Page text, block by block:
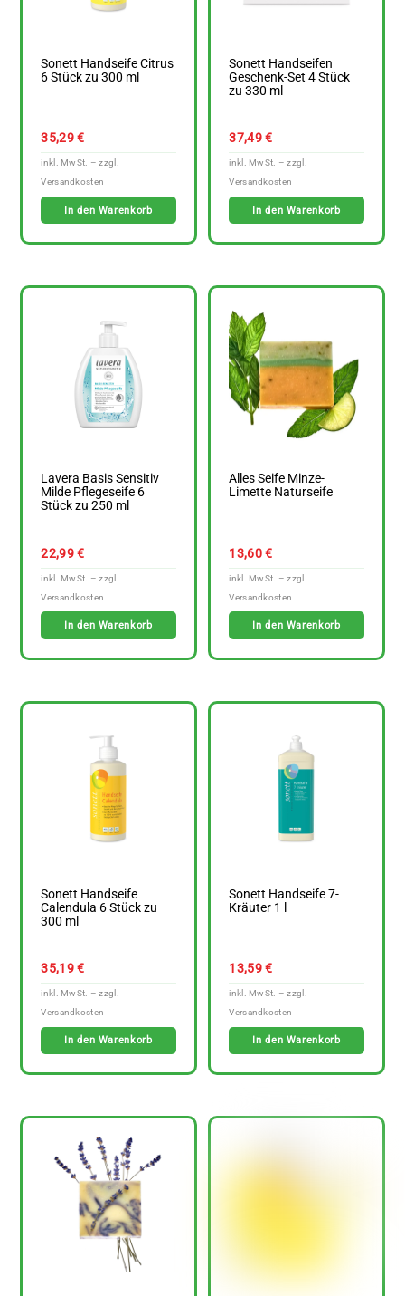
Sonett Handseife Citrus
6 Stück zu 300 ml
35,29€
In den Warenkorb
Sonett Handseifen
Geschenk-Set 4 Stück
zu 330 ml
37,49€
In den Warenkorb
Lavera Basis Sensitiv
Milde Pflegeseife 6
Stück zu 250 ml
22,99€
In den Warenkorb
Alles Seife Minze-
Limette Naturseife
13,60€
In den Warenkorb
Sonett Handseife
Calendula 6 Stück zu
300 ml
35,19€
In den Warenkorb
Sonett Handseife 7-
Kräuter 1 l
13,59€
In den Warenkorb